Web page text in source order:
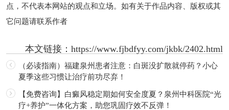
点，不代表本网站的观点和立场。如有关于作品内容、版权或其
它问题请联系作者
本文链接：https://www.fjbdfyy.com/jkbk/2402.html
（必读指南）福建泉州患者注意：白斑没扩散就停药？小心
夏季这些习惯让治疗前功尽弃！
【免费咨询】白癜风稳定期如何安全度夏？泉州中科医院“光
疗+养护”一体化方案，助您巩固疗效不反弹！